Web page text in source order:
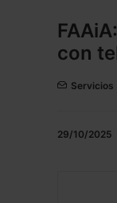
con
Servicios
29/10/2025